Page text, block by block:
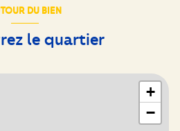
DU BIEN
le quartier
+
−